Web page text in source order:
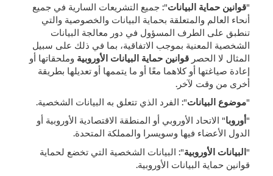
"قوانين حماية البيانات": جميع التشريعات السارية في جميع
أنحاء العالم والمتعلقة بحماية البيانات والخصوصية والتي
تنطبق على الطرف المسؤول في دور معالجة البيانات
الشخصية المعنية بموجب الاتفاقية، بما في ذلك على سبيل
المثال لا الحصر قوانين حماية البيانات الأوروبية وملحقاتها أو
إعادة صياغتها أو كلاهما معًا أو ما يتممها أو تعديلها بطريقة
أخرى من وقت لآخر.
"موضوع البيانات": الفرد الذي تتعلق به البيانات الشخصية.
"أوروبا" الاتحاد الأوروبي أو المنطقة الاقتصادية الأوروبية أو
الدول الأعضاء فيها وسويسرا والمملكة المتحدة.
"البيانات الأوروبية": البيانات الشخصية التي تخضع لحماية
قوانين حماية البيانات الأوروبية.